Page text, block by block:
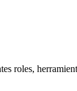
roles,